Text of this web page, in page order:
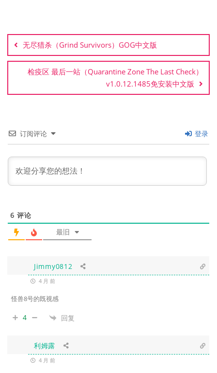
章
导
航
无尽猎杀（Grind Survivors）GOG中文版
检疫区 最后一站（Quarantine Zone The Last Check）
v1.0.12.1485免安装中文版
订阅评论 登录
6 评论
最旧
Jimmy0812
4 月 前
怪兽8号的既视感
4 回复
利姆露
4 月 前